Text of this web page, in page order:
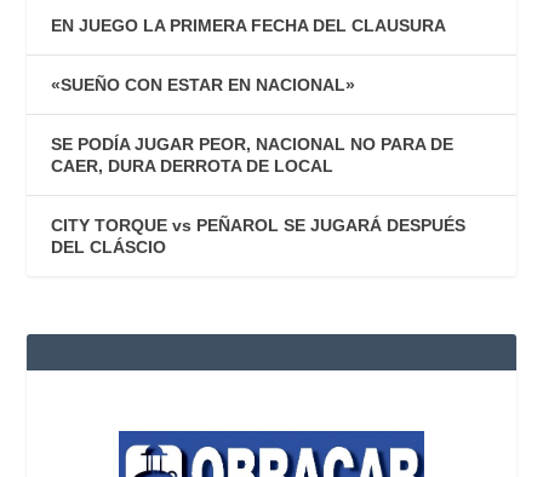
EN JUEGO LA PRIMERA FECHA DEL CLAUSURA
«SUEÑO CON ESTAR EN NACIONAL»
SE PODÍA JUGAR PEOR, NACIONAL NO PARA DE
CAER, DURA DERROTA DE LOCAL
CITY TORQUE vs PEÑAROL SE JUGARÁ DESPUÉS
DEL CLÁSCIO